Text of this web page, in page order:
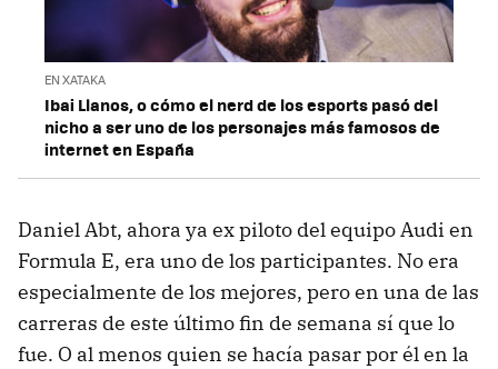
EN XATAKA
Ibai Llanos, o cómo el nerd de los esports pasó del
nicho a ser uno de los personajes más famosos de
internet en España
Daniel Abt, ahora ya ex piloto del equipo Audi en
Formula E, era uno de los participantes. No era
especialmente de los mejores, pero en una de las
carreras de este último fin de semana sí que lo
fue. O al menos quien se hacía pasar por él en la